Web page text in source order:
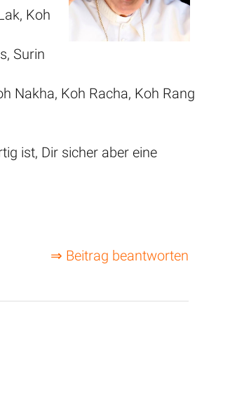
Koh
Surin
Nakha, Koh Racha, Koh Rang
ist, Dir sicher aber eine
⇒ Beitrag beantworten